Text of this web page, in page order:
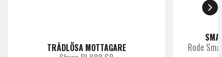
TRÅDLÖSA MOTTAGARE Rode